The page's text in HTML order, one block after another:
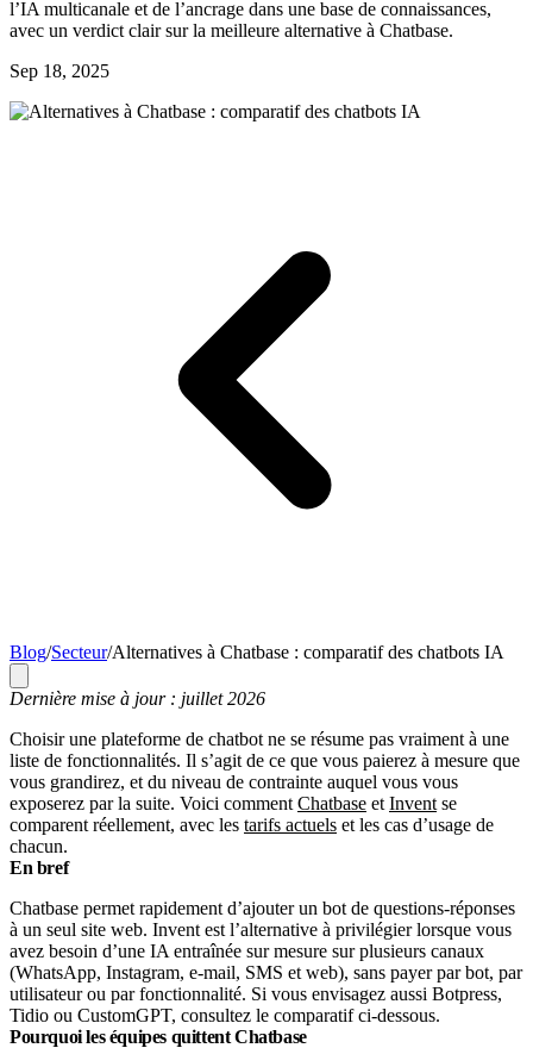
l’IA multicanale et de l’ancrage dans une base de connaissances,
avec un verdict clair sur la meilleure alternative à Chatbase.
Sep 18, 2025
Blog/Secteur/Alternatives à Chatbase : comparatif des chatbots IA
Dernière mise à jour : juillet 2026
Choisir une plateforme de chatbot ne se résume pas vraiment à une
liste de fonctionnalités. Il s’agit de ce que vous paierez à mesure que
vous grandirez, et du niveau de contrainte auquel vous vous
exposerez par la suite. Voici comment Chatbase et Invent se
comparent réellement, avec les tarifs actuels et les cas d’usage de
chacun.
En bref
Chatbase permet rapidement d’ajouter un bot de questions-réponses
à un seul site web. Invent est l’alternative à privilégier lorsque vous
avez besoin d’une IA entraînée sur mesure sur plusieurs canaux
(WhatsApp, Instagram, e-mail, SMS et web), sans payer par bot, par
utilisateur ou par fonctionnalité. Si vous envisagez aussi Botpress,
Tidio ou CustomGPT, consultez le comparatif ci-dessous.
Pourquoi les équipes quittent Chatbase